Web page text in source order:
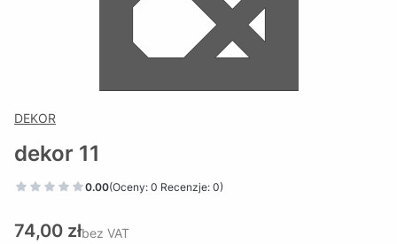
DEKOR
dekor 11
0.00(Oceny: 0 Recenzje: 0)
Cena
74,00 złbez VAT